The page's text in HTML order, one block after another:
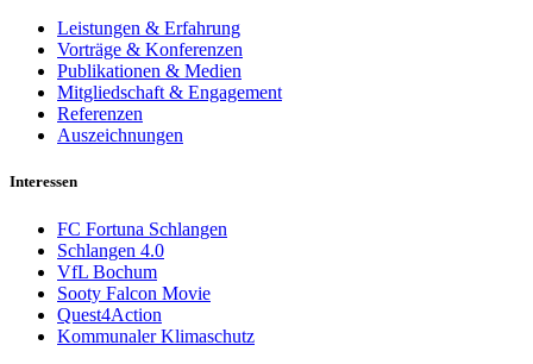
Leistungen & Erfahrung
Vorträge & Konferenzen
Publikationen & Medien
Mitgliedschaft & Engagement
Referenzen
Auszeichnungen
Interessen
FC Fortuna Schlangen
Schlangen 4.0
VfL Bochum
Sooty Falcon Movie
Quest4Action
Kommunaler Klimaschutz